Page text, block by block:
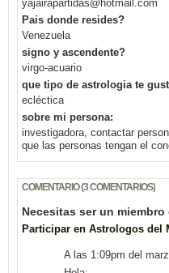
yajairapartidas@ hotmail.com
Pais donde resides?
Venezuela
signo y ascendente?
virgo-acuario
que tipo de astrologia te
ecléctica
sobre mi persona:
investigadora, contactar
que las personas tengan el
COMENTARIO (3 COMENTARIOS)
Necesitas ser un
Participar en Astrologos del
A las 1:09pm del